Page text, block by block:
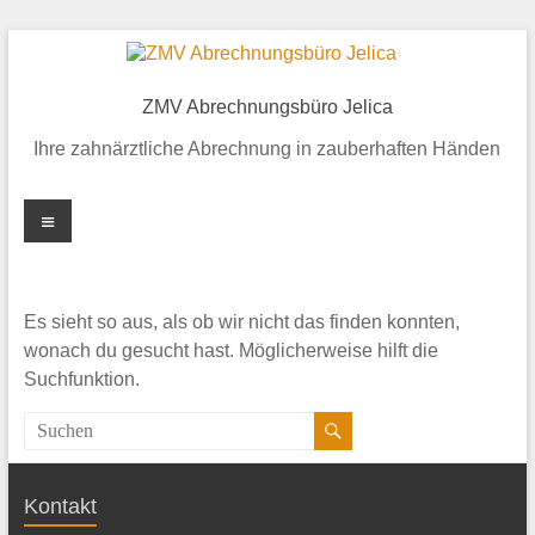
ZMV Abrechnungsbüro Jelica
Ihre zahnärztliche Abrechnung in zauberhaften Händen
Menü
Es sieht so aus, als ob wir nicht das finden konnten,
wonach du gesucht hast. Möglicherweise hilft die
Suchfunktion.
Kontakt